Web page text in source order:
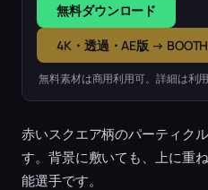
無料ダウンロード
4K・透過・AE版 → BOOTH
無料素材は商用利用可。詳細は利
赤いスクエア柄のパーティク
す。背景に敷いても、上に重
能選手です。